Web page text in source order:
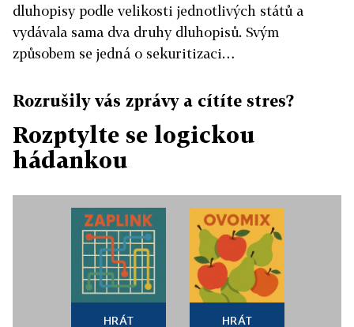
dluhopisy podle velikosti jednotlivých států a
vydávala sama dva druhy dluhopisů. Svým
způsobem se jedná o sekuritizaci…
Rozrušily vás zprávy a cítíte stres?
Rozptylte se logickou
hádankou
HRÁT HRÁT